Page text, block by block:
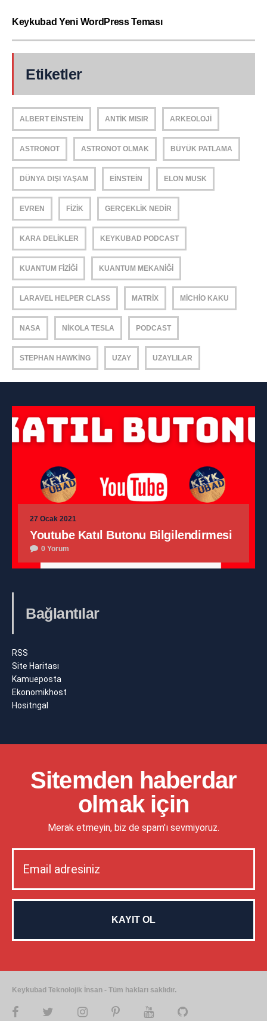
Keykubad Yeni WordPress Teması
Etiketler
ALBERT EINSTEIN ANTIK MISIR ARKEOLOJI
ASTRONOT ASTRONOT OLMAK BÜYÜK PATLAMA
DÜNYA DIŞI YAŞAM EINSTEIN ELON MUSK
EVREN FIZIK GERÇEKLIK NEDIR
KARA DELIKLER KEYKUBAD PODCAST
KUANTUM FIZIĞI KUANTUM MEKANIĞI
LARAVEL HELPER CLASS MATRIX MICHIO KAKU
NASA NIKOLA TESLA PODCAST
STEPHAN HAWKING UZAY UZAYLILAR
27 Ocak 2021
Youtube Katıl Butonu Bilgilendirmesi
0 Yorum
Bağlantılar
RSS
Site Haritası
Kamueposta
Ekonomikhost
Hositngal
Sitemden haberdar
olmak için
Merak etmeyin, biz de spam'ı sevmiyoruz.
Keykubad Teknolojik İnsan - Tüm hakları saklıdır.